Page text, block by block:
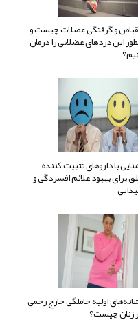
و گرفتگی عضلات چیست و
این دردهای عضلانی را درمان
با داروهای تثبیت کننده
برای بهبود علائم افسردگی و
اولیه حاملگی خارج رحمی
زنان چیست؟